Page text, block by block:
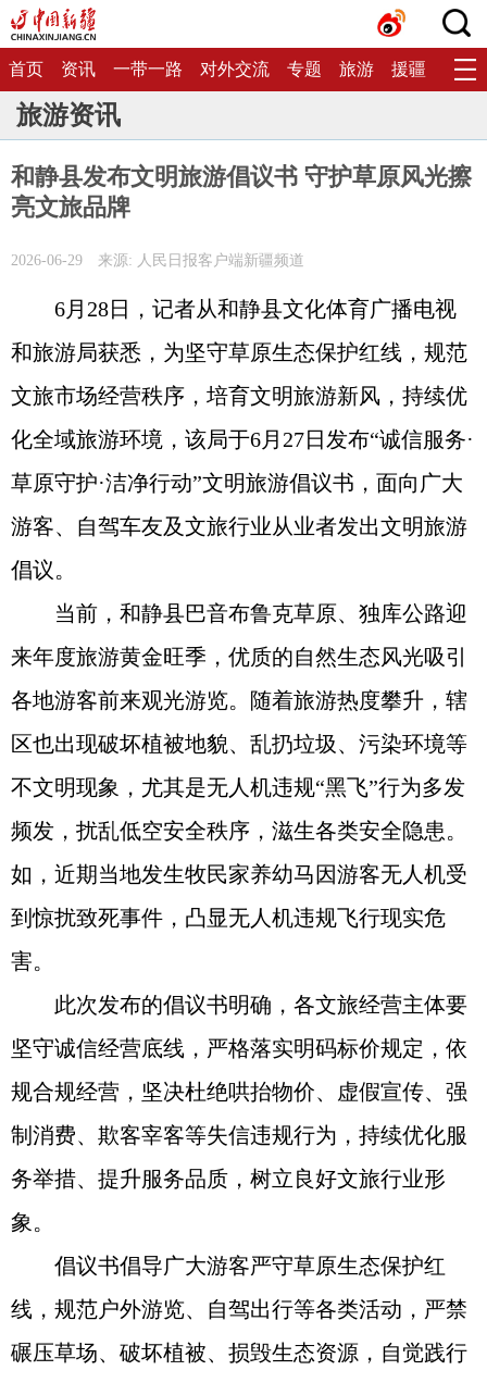
首页 资讯 一带一路 对外交流 专题 旅游 援疆 生态
旅游资讯
和静县发布文明旅游倡议书 守护草原风光擦
亮文旅品牌
2026-06-29 来源: 人民日报客户端新疆频道
6月28日，记者从和静县文化体育广播电视
和旅游局获悉，为坚守草原生态保护红线，规范
文旅市场经营秩序，培育文明旅游新风，持续优
化全域旅游环境，该局于6月27日发布“诚信服务·
草原守护·洁净行动”文明旅游倡议书，面向广大
游客、自驾车友及文旅行业从业者发出文明旅游
倡议。
当前，和静县巴音布鲁克草原、独库公路迎
来年度旅游黄金旺季，优质的自然生态风光吸引
各地游客前来观光游览。随着旅游热度攀升，辖
区也出现破坏植被地貌、乱扔垃圾、污染环境等
不文明现象，尤其是无人机违规“黑飞”行为多发
频发，扰乱低空安全秩序，滋生各类安全隐患。
如，近期当地发生牧民家养幼马因游客无人机受
到惊扰致死事件，凸显无人机违规飞行现实危
害。
此次发布的倡议书明确，各文旅经营主体要
坚守诚信经营底线，严格落实明码标价规定，依
规合规经营，坚决杜绝哄抬物价、虚假宣传、强
制消费、欺客宰客等失信违规行为，持续优化服
务举措、提升服务品质，树立良好文旅行业形
象。
倡议书倡导广大游客严守草原生态保护红
线，规范户外游览、自驾出行等各类活动，严禁
碾压草场、破坏植被、损毁生态资源，自觉践行